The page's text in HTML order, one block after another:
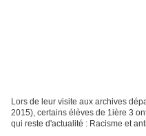
Lors de leur visite aux archives
2015), certains élèves de 1ière 3
qui reste d'actualité : Racisme et